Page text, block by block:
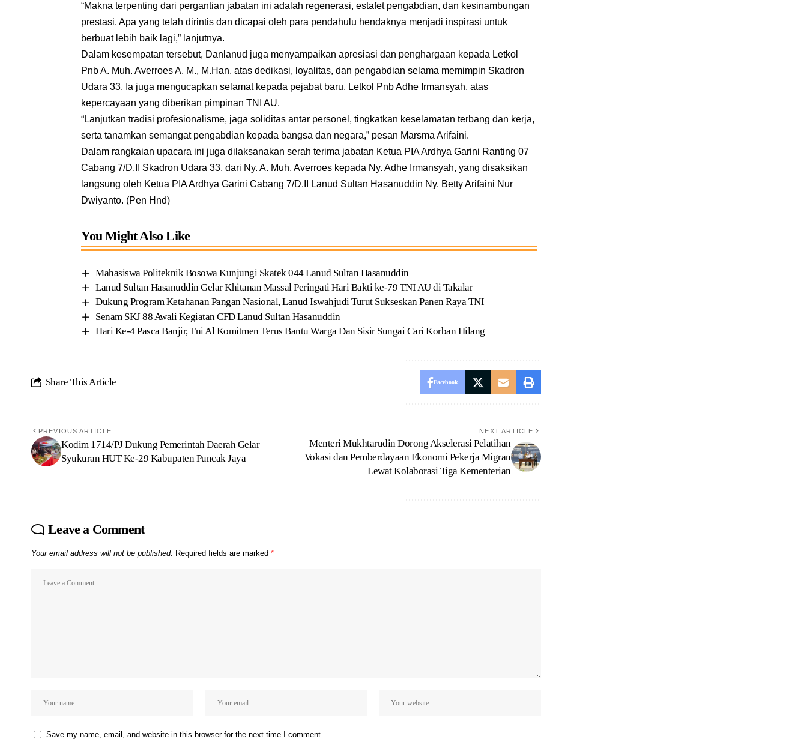
“Makna terpenting dari pergantian jabatan ini adalah regenerasi, estafet pengabdian, dan kesinambungan
prestasi. Apa yang telah dirintis dan dicapai oleh para pendahulu hendaknya menjadi inspirasi untuk
berbuat lebih baik lagi,” lanjutnya.
Dalam kesempatan tersebut, Danlanud juga menyampaikan apresiasi dan penghargaan kepada Letkol
Pnb A. Muh. Averroes A. M., M.Han. atas dedikasi, loyalitas, dan pengabdian selama memimpin Skadron
Udara 33. Ia juga mengucapkan selamat kepada pejabat baru, Letkol Pnb Adhe Irmansyah, atas
kepercayaan yang diberikan pimpinan TNI AU.
“Lanjutkan tradisi profesionalisme, jaga soliditas antar personel, tingkatkan keselamatan terbang dan kerja,
serta tanamkan semangat pengabdian kepada bangsa dan negara,” pesan Marsma Arifaini.
Dalam rangkaian upacara ini juga dilaksanakan serah terima jabatan Ketua PIA Ardhya Garini Ranting 07
Cabang 7/D.II Skadron Udara 33, dari Ny. A. Muh. Averroes kepada Ny. Adhe Irmansyah, yang disaksikan
langsung oleh Ketua PIA Ardhya Garini Cabang 7/D.II Lanud Sultan Hasanuddin Ny. Betty Arifaini Nur
Dwiyanto. (Pen Hnd)
You Might Also Like
Mahasiswa Politeknik Bosowa Kunjungi Skatek 044 Lanud Sultan Hasanuddin
Lanud Sultan Hasanuddin Gelar Khitanan Massal Peringati Hari Bakti ke-79 TNI AU di Takalar
Dukung Program Ketahanan Pangan Nasional, Lanud Iswahjudi Turut Sukseskan Panen Raya TNI
Senam SKJ 88 Awali Kegiatan CFD Lanud Sultan Hasanuddin
Hari Ke-4 Pasca Banjir, Tni Al Komitmen Terus Bantu Warga Dan Sisir Sungai Cari Korban Hilang
Share This Article Facebook
PREVIOUS ARTICLE
Kodim 1714/PJ Dukung Pemerintah Daerah Gelar
Syukuran HUT Ke-29 Kabupaten Puncak Jaya
NEXT ARTICLE
Menteri Mukhtarudin Dorong Akselerasi Pelatihan
Vokasi dan Pemberdayaan Ekonomi Pekerja Migran
Lewat Kolaborasi Tiga Kementerian
Leave a Comment
Your email address will not be published. Required fields are marked *
Save my name, email, and website in this browser for the next time I comment.